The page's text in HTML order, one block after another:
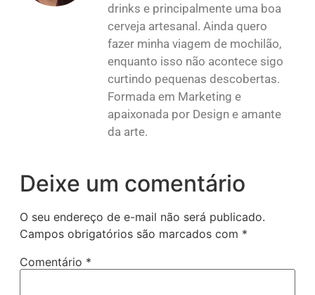
drinks e principalmente uma boa
cerveja artesanal. Ainda quero
fazer minha viagem de mochilão,
enquanto isso não acontece sigo
curtindo pequenas descobertas.
Formada em Marketing e
apaixonada por Design e amante
da arte.
Deixe um comentário
O seu endereço de e-mail não será publicado.
Campos obrigatórios são marcados com *
Comentário *